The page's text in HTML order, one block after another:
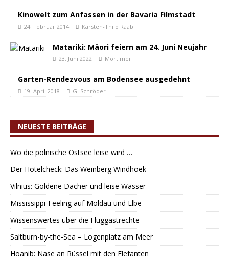
Kinowelt zum Anfassen in der Bavaria Filmstadt
24. Februar 2014 Karsten-Thilo Raab
Matariki: Māori feiern am 24. Juni Neujahr
23. Juni 2022 Mortimer
Garten-Rendezvous am Bodensee ausgedehnt
19. April 2018 G. Schröder
NEUESTE BEITRÄGE
Wo die polnische Ostsee leise wird …
Der Hotelcheck: Das Weinberg Windhoek
Vilnius: Goldene Dächer und leise Wasser
Mississippi-Feeling auf Moldau und Elbe
Wissenswertes über die Fluggastrechte
Saltburn-by-the-Sea – Logenplatz am Meer
Hoanib: Nase an Rüssel mit den Elefanten